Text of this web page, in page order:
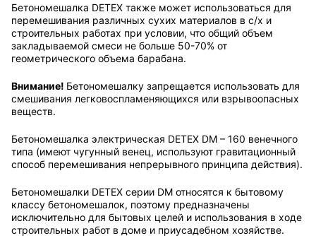
Бетономешалка DETEX также может использоваться для
перемешивания различных сухих материалов в с/х и
строительных работах при условии, что общий объем
закладываемой смеси не больше 50-70% от
геометрического объема барабана.
Внимание! Бетономешалку запрещается использовать для
смешивания легковоспламеняющихся или взрывоопасных
веществ.
Бетономешалка электрическая DETEX DM – 160 венечного
типа (имеют чугунный венец, используют гравитационный
способ перемешивания непрерывного принципа действия).
Бетономешалки DETEX серии DM относятся к бытовому
классу бетономешалок, поэтому предназначены
исключительно для бытовых целей и использования в ходе
строительных работ в доме и приусадебном хозяйстве.